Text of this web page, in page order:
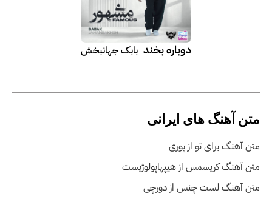
دوباره بخند بابک جهانبخش
متن آهنگ های ایرانی
متن آهنگ برای تو از پوری
متن آهنگ کریسمس از هیپهاپولوژیست
متن آهنگ لست چنس از دورچی